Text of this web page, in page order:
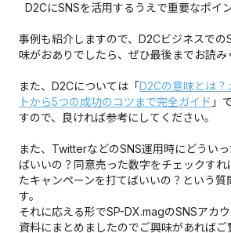
D2CにSNSを活用するうえで重要なポイ
事例も紹介しますので、D2Cビジネスでの
味がおありでしたら、ぜひ最後までお読み
また、D2Cについては「D2Cの意味とは？
トから5つの成功のコツまで完全ガイド 」
すので、良ければ参考にしてください。
また、TwitterなどのSNS運用時にどうい
ばいいの？同意売った数字をチェックすれ
たキャンペーンを打てばいいの？という質
す。
それに応える形でSP-DX.magのSNSアカ
資料にまとめましたのでご興味があればご